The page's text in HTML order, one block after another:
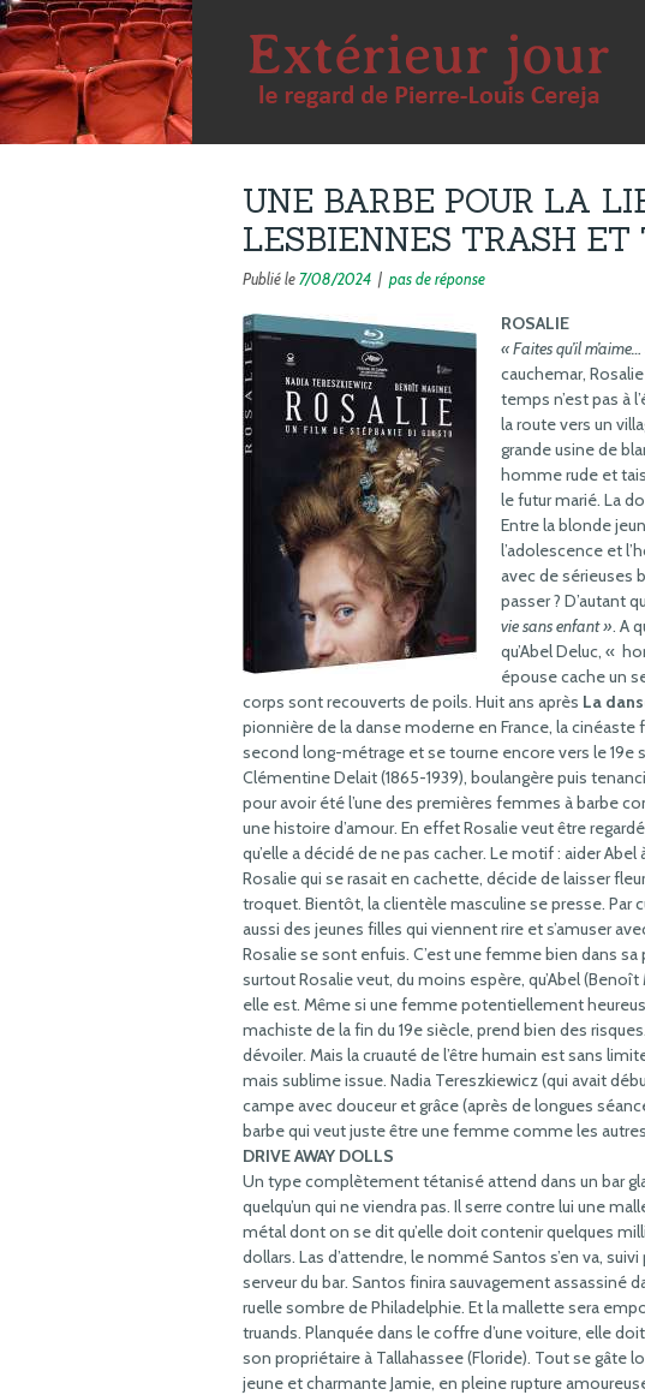
UNE BARBE POUR LA
LESBIENNES TRASH ET
Publié le 7/08/2024 | pas de réponse
ROSALIE
« Faites qu’il
cauchemar,
temps n’est pas à
la route vers un
grande usine de
homme rude et
le futur marié. La
Entre la blonde
l’adolescence et
avec de sérieuses
passer ? D’autant
vie sans enfant ». A
qu’Abel Deluc, «
épouse cache un
corps sont recouverts de poils. Huit ans après La
pionnière de la danse moderne en France, la
second long-métrage et se tourne encore vers le 19e
Clémentine Delait (1865-1939), boulangère puis
pour avoir été l’une des premières femmes à barbe
une histoire d’amour. En effet Rosalie veut être
qu’elle a décidé de ne pas cacher. Le motif : aider Abel
Rosalie qui se rasait en cachette, décide de laisser
troquet. Bientôt, la clientèle masculine se presse. Par
aussi des jeunes filles qui viennent rire et s’amuser
Rosalie se sont enfuis. C’est une femme bien dans
surtout Rosalie veut, du moins espère, qu’Abel
elle est. Même si une femme potentiellement
machiste de la fin du 19e siècle, prend bien des
dévoiler. Mais la cruauté de l’être humain est sans
mais sublime issue. Nadia Tereszkiewicz (qui avait
campe avec douceur et grâce (après de longues
barbe qui veut juste être une femme comme les
DRIVE AWAY DOLLS
Un type complètement tétanisé attend dans un bar
quelqu’un qui ne viendra pas. Il serre contre lui une
métal dont on se dit qu’elle doit contenir quelques
dollars. Las d’attendre, le nommé Santos s’en va, suivi
serveur du bar. Santos finira sauvagement assassiné
ruelle sombre de Philadelphie. Et la mallette sera
truands. Planquée dans le coffre d’une voiture, elle
son propriétaire à Tallahassee (Floride). Tout se gâte
jeune et charmante Jamie, en pleine rupture